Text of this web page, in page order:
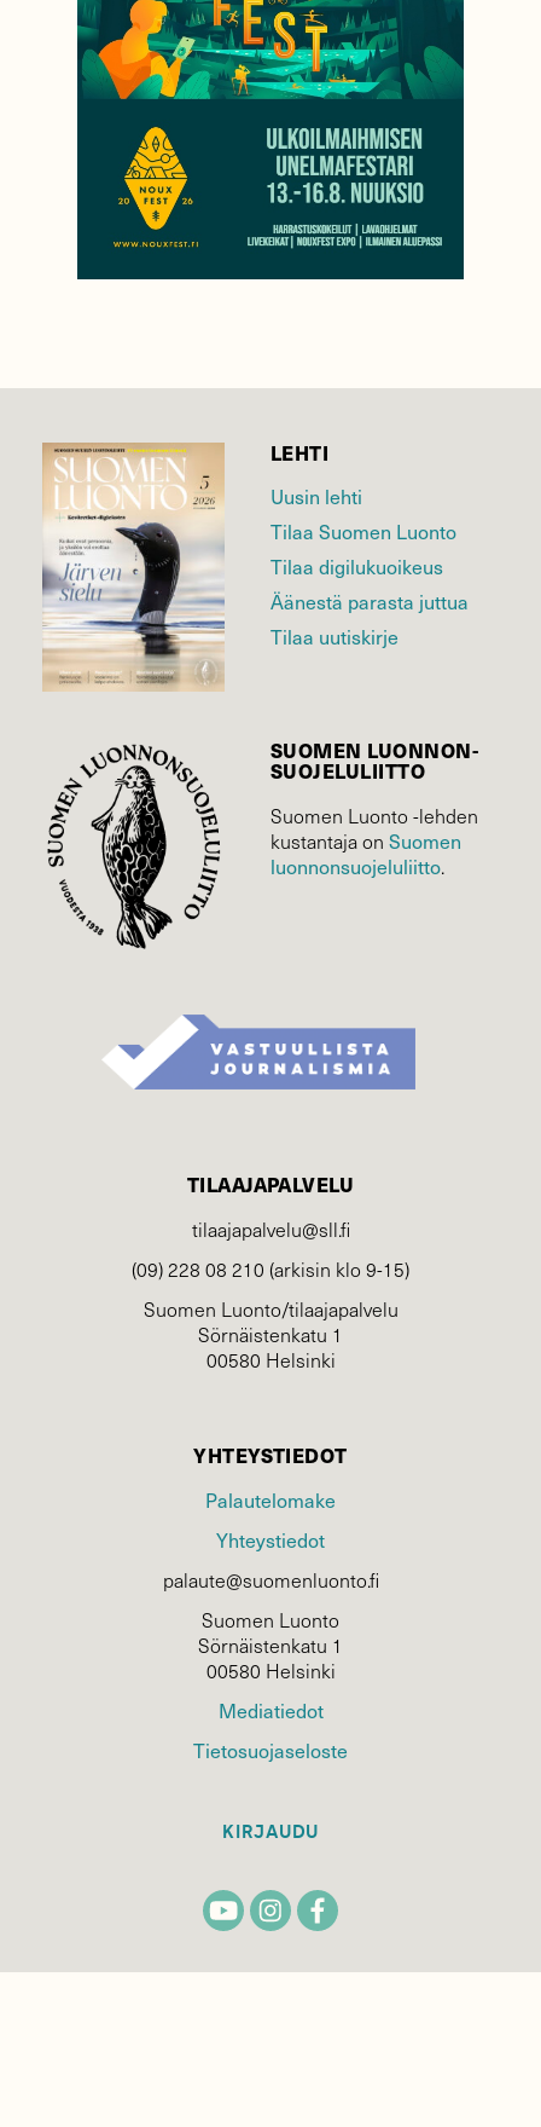
LEHTI
Uusin lehti
Tilaa Suomen Luonto
Tilaa digilukuoikeus
Äänestä parasta juttua
Tilaa uutiskirje
SUOMEN LUONNON­
SUOJELU­LIITTO
Suomen Luonto -lehden
kustantaja on Suomen
luonnonsuojelu­liitto.
TILAAJAPALVELU
tilaajapalvelu@sll.fi
(09) 228 08 210 (arkisin klo 9-15)
Suomen Luonto/tilaajapalvelu
Sörnäistenkatu 1
00580 Helsinki
YHTEYSTIEDOT
Palautelomake
Yhteystiedot
palaute@suomenluonto.fi
Suomen Luonto
Sörnäistenkatu 1
00580 Helsinki
Mediatiedot
Tietosuojaseloste
KIRJAUDU